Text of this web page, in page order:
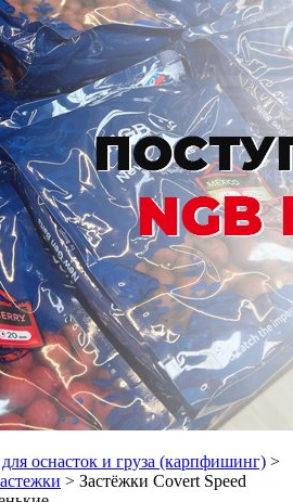
оснасток и груза (карпфишинг) >
> Застёжки Covert Speed